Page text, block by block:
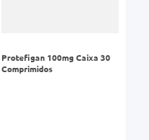
Protefigan 100mg Caixa 30
Comprimidos